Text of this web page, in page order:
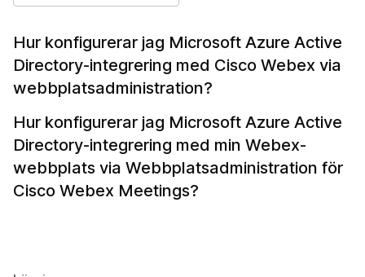
Hur konfigurerar jag Microsoft Azure Active
Directory-integrering med Cisco Webex via
webbplatsadministration?
Hur konfigurerar jag Microsoft Azure Active
Directory-integrering med min Webex-
webbplats via Webbplatsadministration för
Cisco Webex Meetings?